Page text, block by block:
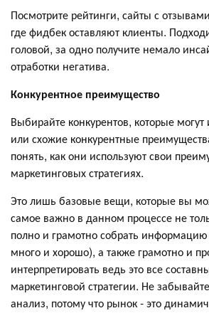
Посмотрите рейтинги, сайты с
где фидбек оставляют клиенты.
головой, за одно получите немало
отработки негатива.
Конкурентное преимущество
Выбирайте конкурентов, которые
или схожие конкурентные
понять, как они используют свои
маркетинговых стратегиях.
Это лишь базовые вещи, которые вы
самое важно в данном процессе не
полно и грамотно собрать информацию
много и хорошо), а также грамотно и
интерпретировать ведь это все
маркетинговой стратегии. Не
анализ, потому что рынок - это